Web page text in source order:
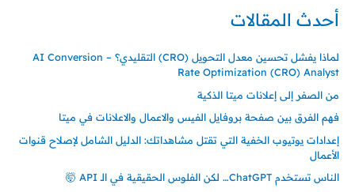
أحدث المقالات
لماذا يفشل تحسين معدل التحويل (CRO) التقليدي؟ – AI Conversion
Rate Optimization (CRO) Analyst
من الصفر إلى إعلانات ميتا الذكية
فهم الفرق بين صفحة بروفايل الفيس والاعمال والاعلانات في ميتا
إعدادات يوتيوب الخفية التي تقتل مشاهداتك: الدليل الشامل لإصلاح قنوات
الأعمال
الناس تستخدم ChatGPT… لكن الفلوس الحقيقية في الـ API 🤯